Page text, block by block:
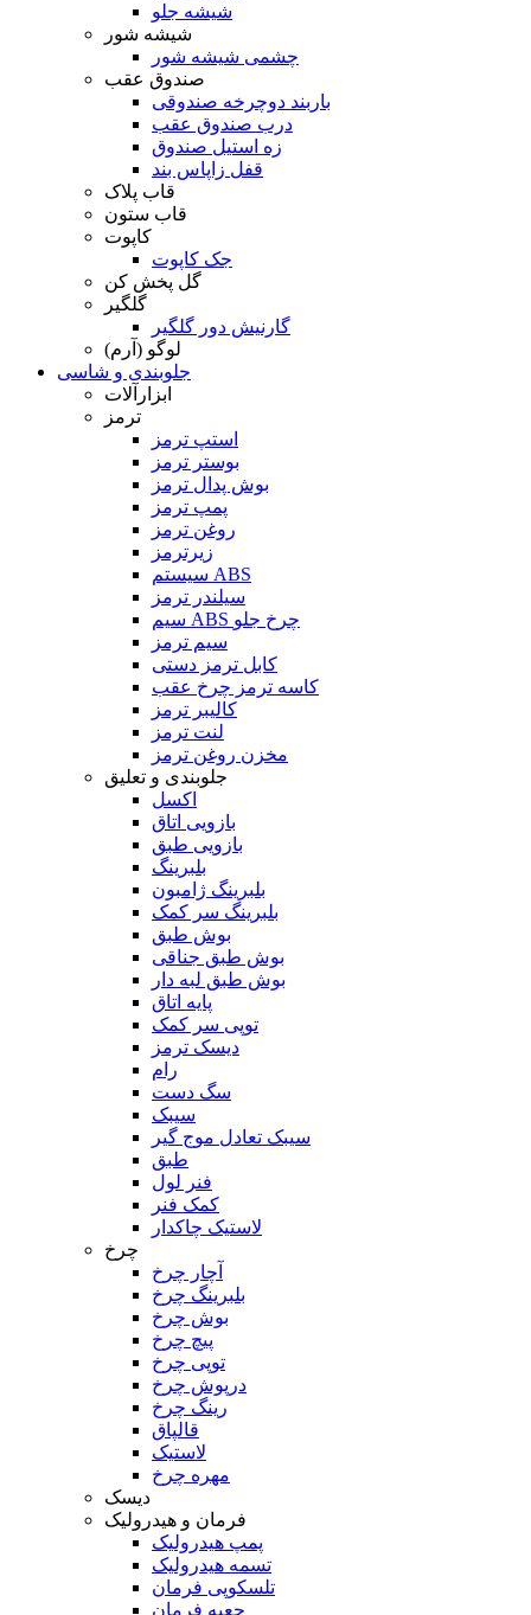
شیشه جلو
شیشه شور
چشمی شیشه شور
صندوق عقب
باربند دوچرخه صندوقی
درب صندوق عقب
زه استیل صندوق
قفل زاپاس بند
قاب پلاک
قاب ستون
کاپوت
جک کاپوت
گل پخش کن
گلگیر
گارنیش دور گلگیر
لوگو (آرم)
جلوبندی و شاسی
ابزارآلات
ترمز
استپ ترمز
بوستر ترمز
بوش پدال ترمز
پمپ ترمز
روغن ترمز
زیرترمز
سیستم ABS
سیلندر ترمز
سیم ABS چرخ جلو
سیم ترمز
کابل ترمز دستی
کاسه ترمز چرخ عقب
کالیبر ترمز
لنت ترمز
مخزن روغن ترمز
جلوبندی و تعلیق
اکسل
بازویی اتاق
بازویی طبق
بلبرینگ
بلبرینگ ژامبون
بلبرینگ سر کمک
بوش طبق
بوش طبق جناقی
بوش طبق لبه دار
پایه اتاق
توپی سر کمک
دیسک ترمز
رام
سگ دست
سیبک
سیبک تعادل موج گیر
طبق
فنر لول
کمک فنر
لاستیک چاکدار
چرخ
آچار چرخ
بلبرینگ چرخ
بوش چرخ
پیچ چرخ
توپی چرخ
درپوش چرخ
رینگ چرخ
قالپاق
لاستیک
مهره چرخ
دیسک
فرمان و هیدرولیک
پمپ هیدرولیک
تسمه هیدرولیک
تلسکوپی فرمان
جعبه فرمان